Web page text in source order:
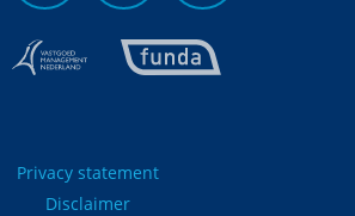
Privacy statement
Disclaimer